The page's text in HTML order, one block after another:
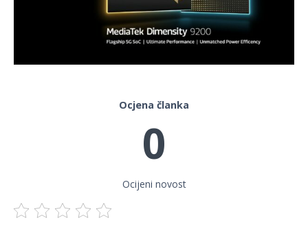
Ocjena članka
0
Ocijeni novost